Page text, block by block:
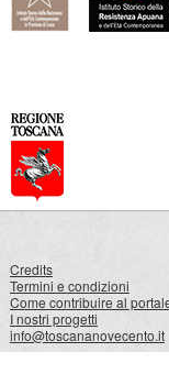
Credits
Termini e condizioni
Come contribuire al
I nostri progetti
info@toscananovecento.it